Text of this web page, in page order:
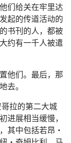
们给关在牢里达
起的传道活动的
书刊的人，都被
约有一千人被遣
他们。最后，那
去。
拉的第二大城
进展相当缓慢，
其中包括若昂·